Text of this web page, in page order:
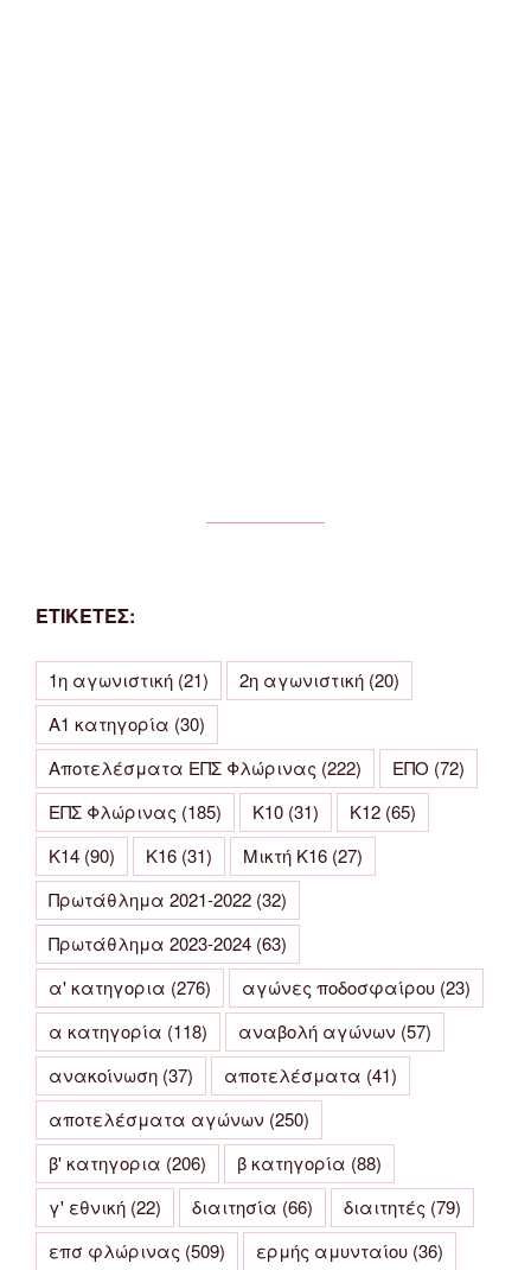
ΕΤΙΚΕΤΕΣ:
1η αγωνιστική (21) 2η αγωνιστική (20)
Α1 κατηγορία (30)
Αποτελέσματα ΕΠΣ Φλώρινας (222) ΕΠΟ (72)
ΕΠΣ Φλώρινας (185) Κ10 (31) Κ12 (65)
Κ14 (90) Κ16 (31) Μικτή Κ16 (27)
Πρωτάθλημα 2021-2022 (32)
Πρωτάθλημα 2023-2024 (63)
α' κατηγορια (276) αγώνες ποδοσφαίρου (23)
α κατηγορία (118) αναβολή αγώνων (57)
ανακοίνωση (37) αποτελέσματα (41)
αποτελέσματα αγώνων (250)
β' κατηγορια (206) β κατηγορία (88)
γ' εθνική (22) διαιτησία (66) διαιτητές (79)
επσ φλώρινας (509) ερμής αμυνταίου (36)